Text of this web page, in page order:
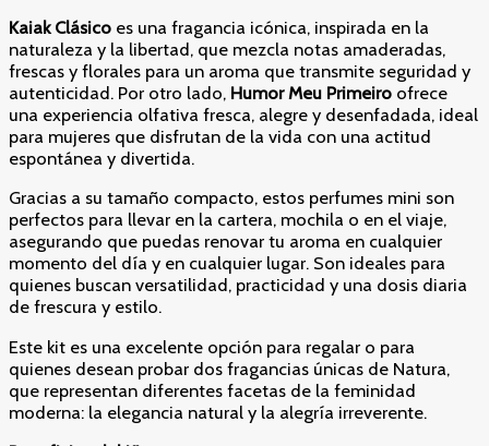
Kaiak Clásico es una fragancia icónica, inspirada en la
naturaleza y la libertad, que mezcla notas amaderadas,
frescas y florales para un aroma que transmite seguridad y
autenticidad. Por otro lado, Humor Meu Primeiro ofrece
una experiencia olfativa fresca, alegre y desenfadada, ideal
para mujeres que disfrutan de la vida con una actitud
espontánea y divertida.
Gracias a su tamaño compacto, estos perfumes mini son
perfectos para llevar en la cartera, mochila o en el viaje,
asegurando que puedas renovar tu aroma en cualquier
momento del día y en cualquier lugar. Son ideales para
quienes buscan versatilidad, practicidad y una dosis diaria
de frescura y estilo.
Este kit es una excelente opción para regalar o para
quienes desean probar dos fragancias únicas de Natura,
que representan diferentes facetas de la feminidad
moderna: la elegancia natural y la alegría irreverente.